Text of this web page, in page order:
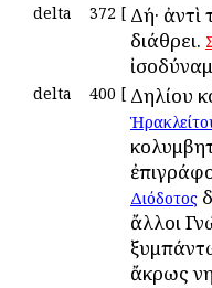
delta 372 [ Δή· ἀντὶ
διάθρει.
delta 400 [ Δηλίου
Διόδοτος
ἄλλοι
ἄκρως